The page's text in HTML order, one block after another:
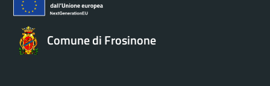
Comune di Frosinone